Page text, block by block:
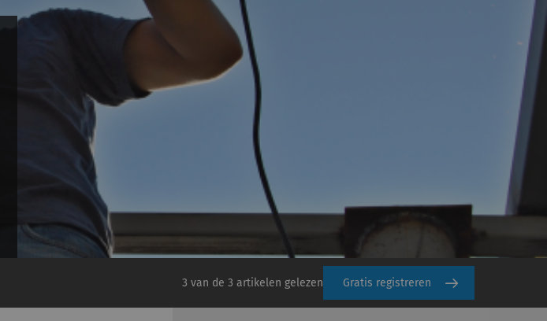
3 van de 3 artikelen gelezen Gratis registreren